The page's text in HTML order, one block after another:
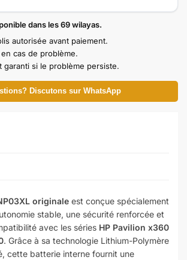
dans les 69 wilayas.
autorisée avant paiement.
cas de problème.
garanti si le problème persiste.
Discutons sur WhatsApp
originale est conçue spécialement
stable, une sécurité renforcée et
avec les séries HP Pavilion x360
. Grâce à sa technologie Lithium-Polymère
cette batterie interne fournit une